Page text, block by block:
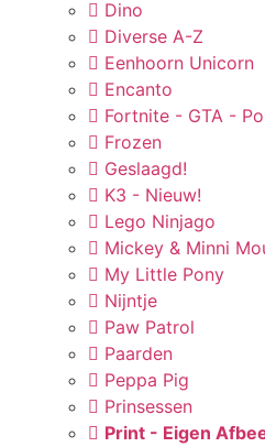
Dino
Diverse A-Z
Eenhoorn Unicorn
Encanto
Fortnite - GTA -
Frozen
Geslaagd!
K3 - Nieuw!
Lego Ninjago
Mickey & Minni
My Little Pony
Nijntje
Paw Patrol
Paarden
Peppa Pig
Prinsessen
Print - Eigen